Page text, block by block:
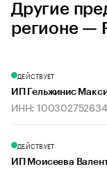
Другие
регионе —
ДЕЙСТВУЕТ
ИП Гельжинис
ИНН: 100302752634
ДЕЙСТВУЕТ
ИП Моисеева